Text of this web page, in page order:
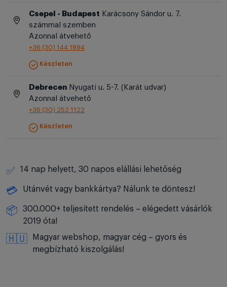
Csepel - Budapest Karácsony Sándor u. 7.
számmal szemben
Azonnal átvehető
+36 (30) 144 1894
Készleten
Debrecen Nyugati u. 5-7. (Karát udvar)
Azonnal átvehető
+36 (30) 252 1122
Készleten
✅ 14 nap helyett, 30 napos elállási lehetőség
💳 Utánvét vagy bankkártya? Nálunk te döntesz!
📦
300.000+ teljesített rendelés – elégedett vásárlók
2019 óta!
🇭🇺
Magyar webshop, magyar cég – gyors és
megbízható kiszolgálás!